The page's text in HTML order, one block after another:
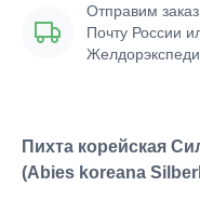
Отправим
Почту России
Пихта корейская
(Abies koreana